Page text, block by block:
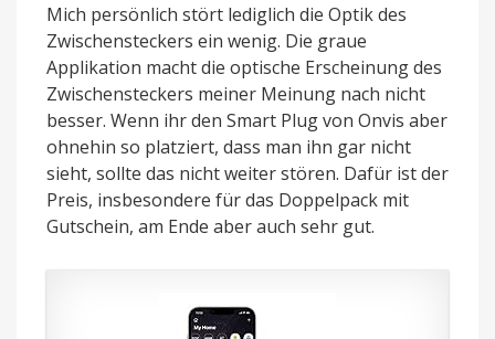
Mich persönlich stört lediglich die Optik des
Zwischensteckers ein wenig. Die graue
Applikation macht die optische Erscheinung des
Zwischensteckers meiner Meinung nach nicht
besser. Wenn ihr den Smart Plug von Onvis aber
ohnehin so platziert, dass man ihn gar nicht
sieht, sollte das nicht weiter stören. Dafür ist der
Preis, insbesondere für das Doppelpack mit
Gutschein, am Ende aber auch sehr gut.